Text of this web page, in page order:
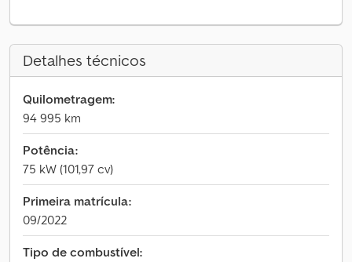
Detalhes técnicos
Quilometragem:
94 995 km
Potência:
75 kW (101,97 cv)
Primeira matrícula:
09/2022
Tipo de combustível: